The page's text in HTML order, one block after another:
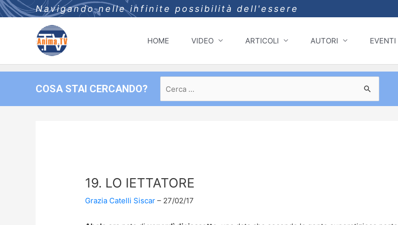
Navigando nelle infinite possibilità dell'essere
HOME VIDEO ARTICOLI AUTORI EVENTI
COSA STAI CERCANDO?
per:
19. LO IETTATORE
Grazia Catelli Siscar 27/02/17